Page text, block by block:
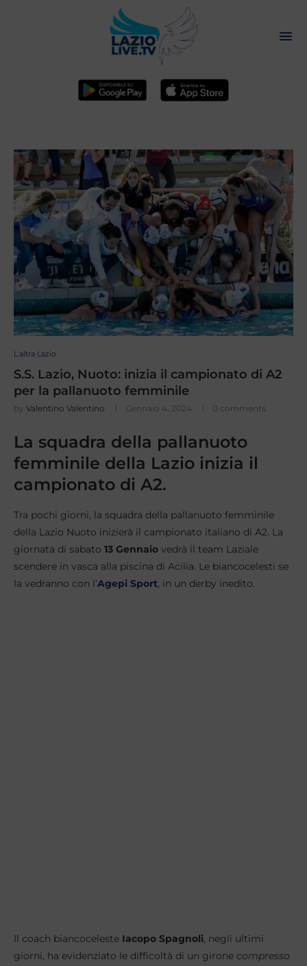
L'altra Lazio
S.S. Lazio, Nuoto: inizia il campionato di A2
per la pallanuoto femminile
by Valentino Valentino Gennaio 4, 2024 0 comments
La squadra della pallanuoto
femminile della Lazio inizia il
campionato di A2.
Tra pochi giorni, la squadra della pallanuoto femminile
della Lazio Nuoto inizierà il campionato italiano di A2. La
giornata di sabato 13 Gennaio vedrà il team Laziale
scendere in vasca alla piscina di Acilia. Le biancocelesti se
la vedranno con l’Agepi Sport, in un derby inedito.
Il coach biancoceleste Iacopo Spagnoli, negli ultimi
giorni, ha evidenziato le difficoltà di un girone compresso